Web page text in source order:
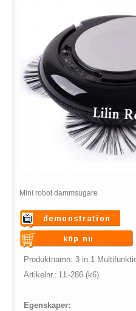
Mini robot dammsugare
Warning
: Undefined variable
$vii_demo_video_text in
global.com/includes/
Warning
: Undefined variable
$vii_buy_now_text in
global.com/includes/
Produktnamn: 3 in 1
Artikelnr.: LL-286 (k6)
Egenskaper: